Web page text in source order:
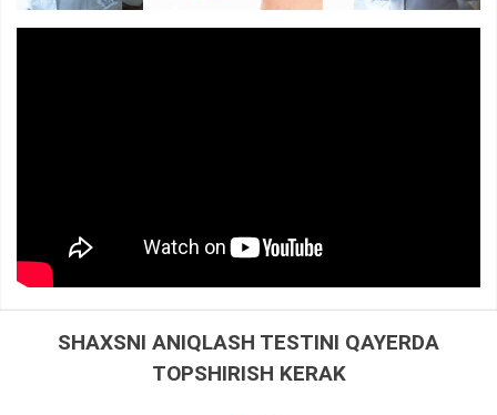
SHAXSNI ANIQLASH TESTINI QAYERDA
TOPSHIRISH KERAK